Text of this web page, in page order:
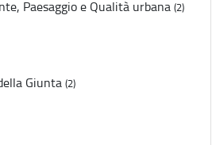
Paesaggio e Qualità urbana (2)
Giunta (2)